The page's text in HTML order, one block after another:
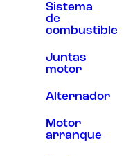
Sistema
de
combustible
Juntas
motor
Alternador
Motor
arranque